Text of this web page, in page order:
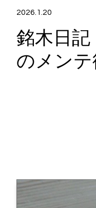
2026.1.20
銘木日
のメンテ